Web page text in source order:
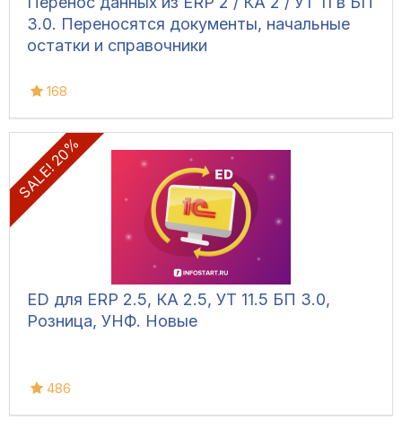
3.0. Переносятся документы, начальные
остатки и справочники
168
SALE! 20%
ED для ERP 2.5, КА 2.5, УТ 11.5 БП 3.0,
Розница, УНФ. Новые
486